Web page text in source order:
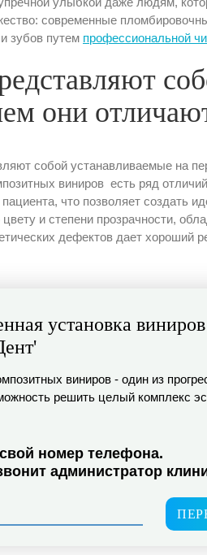
современные
зубов путем профессиональной
они
собой устанавливаемые на
виниров есть ряд
что позволяет создать
и степени прозрачности,
дефектов дает хороший
установка
виниров - один из
решить целый комплекс
номер телефона.
администратор